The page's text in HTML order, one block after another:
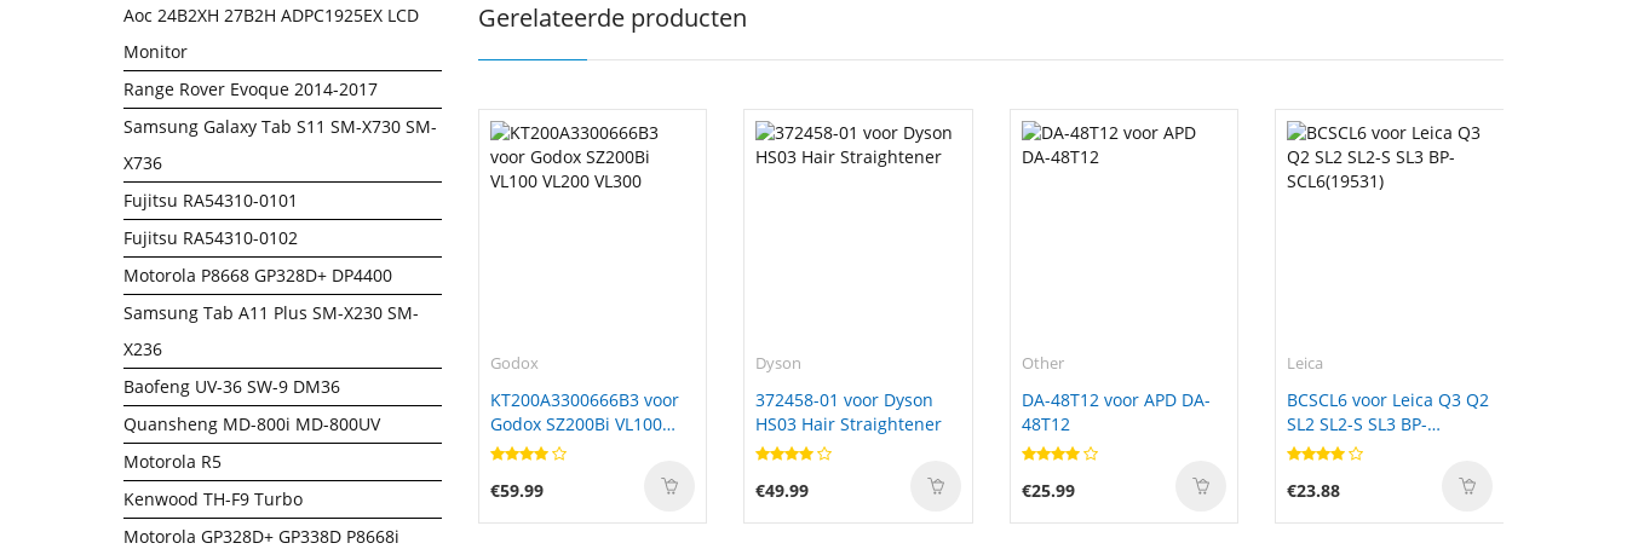
Aoc 24B2XH 27B2H ADPC1925EX LCD
Monitor
Range Rover Evoque 2014-2017
Samsung Galaxy Tab S11 SM-X730 SM-
X736
Fujitsu RA54310-0101
Fujitsu RA54310-0102
Motorola P8668 GP328D+ DP4400
Samsung Tab A11 Plus SM-X230 SM-
X236
Baofeng UV-36 SW-9 DM36
Quansheng MD-800i MD-800UV
Motorola R5
Kenwood TH-F9 Turbo
Motorola GP328D+ GP338D P8668i
Gerelateerde producten
Godox
KT200A3300666B3 voor
Godox SZ200Bi VL100
VL200 VL300
€59.99
Dyson
372458-01 voor Dyson
HS03 Hair Straightener
€49.99
Other
DA-48T12 voor APD DA-
48T12
€25.99
Leica
BCSCL6 voor Leica Q3 Q2
SL2 SL2-S SL3 BP-
SCL6(19531)
€23.88